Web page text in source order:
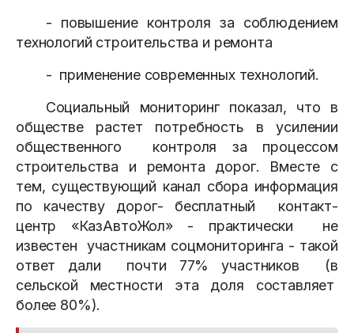
- повышение контроля за соблюдением
технологий строительства и ремонта
- применение современных технологий.
Социальный мониторинг показал, что в
обществе растет потребность в усилении
общественного контроля за процессом
строительства и ремонта дорог. Вместе с
тем, существующий канал сбора информация
по качеству дорог- бесплатный контакт-
центр «КазАвтоЖол» - практически не
известен участникам соцмониторинга - такой
ответ дали почти 77% участников (в
сельской местности эта доля составляет
более 80%).